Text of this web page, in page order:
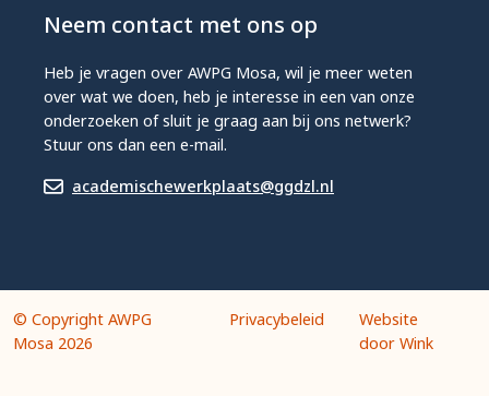
Neem contact met ons op
Heb je vragen over AWPG Mosa, wil je meer weten
over wat we doen, heb je interesse in een van onze
onderzoeken of sluit je graag aan bij ons netwerk?
Stuur ons dan een e-mail.
academischewerkplaats@ggdzl.nl
© Copyright AWPG
Mosa 2026
Privacybeleid
Website
door Wink